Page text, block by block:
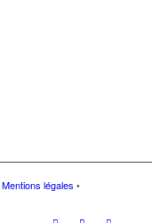
Mentions légales •